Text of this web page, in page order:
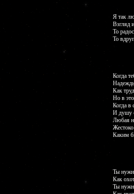
Я так
Взгляд
То
То
Когда
Как
Но в
Когда в
И душу
Любая
Каким
Ты
Как
Ты